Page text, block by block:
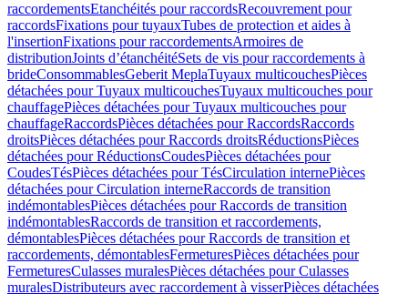
raccordementsEtanchéités pour raccordsRecouvrement pour
raccordsFixations pour tuyauxTubes de protection et aides à
l'insertionFixations pour raccordementsArmoires de
distributionJoints d’étanchéitéSets de vis pour raccordements à
brideConsommablesGeberit MeplaTuyaux multicouchesPièces
détachées pour Tuyaux multicouchesTuyaux multicouches pour
chauffagePièces détachées pour Tuyaux multicouches pour
chauffageRaccordsPièces détachées pour RaccordsRaccords
droitsPièces détachées pour Raccords droitsRéductionsPièces
détachées pour RéductionsCoudesPièces détachées pour
CoudesTésPièces détachées pour TésCirculation internePièces
détachées pour Circulation interneRaccords de transition
indémontablesPièces détachées pour Raccords de transition
indémontablesRaccords de transition et raccordements,
démontablesPièces détachées pour Raccords de transition et
raccordements, démontablesFermeturesPièces détachées pour
FermeturesCulasses muralesPièces détachées pour Culasses
muralesDistributeurs avec raccordement à visserPièces détachées